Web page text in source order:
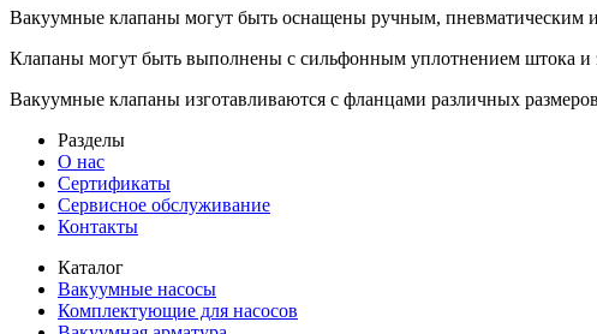
Вакуумные клапаны могут быть оснащены ручным, пневматическим
Клапаны могут быть выполнены с сильфонным уплотнением штока и
Вакуумные клапаны изготавливаются с фланцами различных
Разделы
О нас
Сертификаты
Сервисное обслуживание
Контакты
Каталог
Вакуумные насосы
Комплектующие для насосов